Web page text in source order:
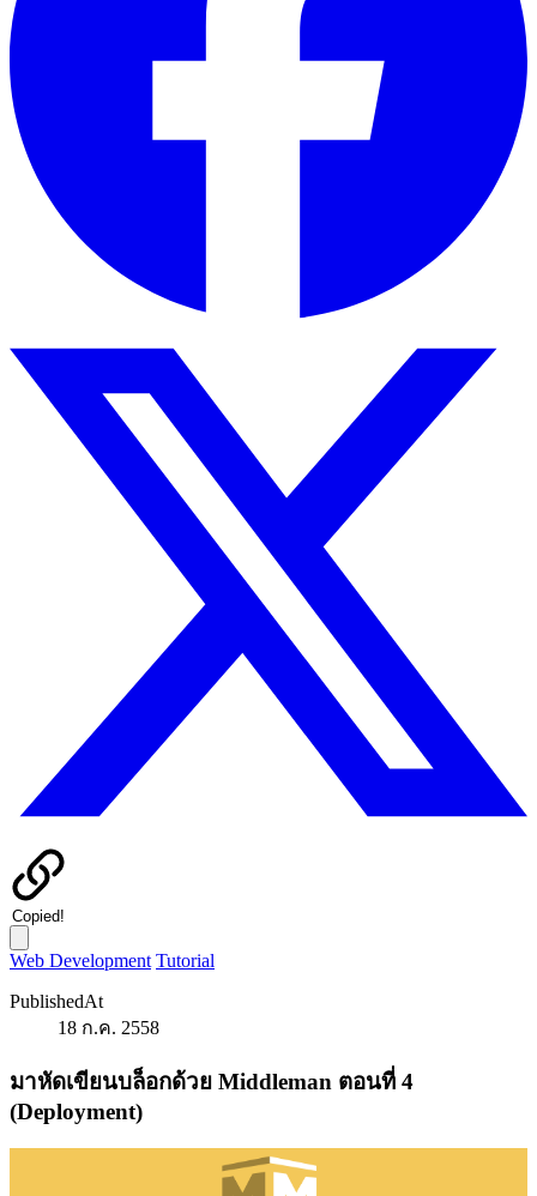
Copied!
Web Development Tutorial
PublishedAt
18 ก.ค. 2558
มาหัดเขียนบล็อกด้วย Middleman ตอนที่ 4
(Deployment)